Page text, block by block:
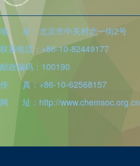
地 址：北京市中关村北一街2号
联系电话：+86-10-82449177
邮政编码：100190
传 真：+86-10-62568157
网 址：http://www.chemsoc.org.cn